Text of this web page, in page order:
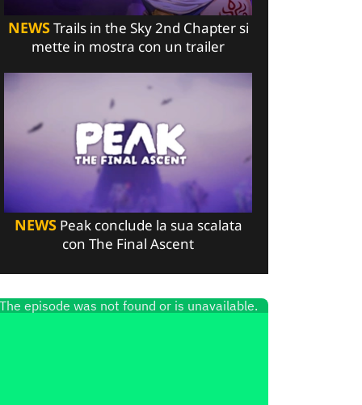
NEWSTrails in the Sky 2nd Chapter si
mette in mostra con un trailer
NEWSPeak conclude la sua scalata
con The Final Ascent